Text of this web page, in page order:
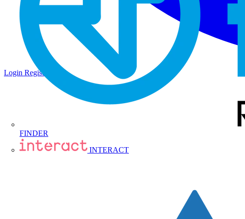
FINDER
INTERACT
Login Registrati